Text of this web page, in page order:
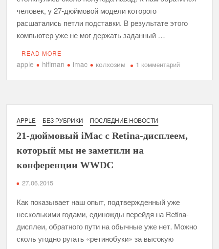
человек, у 27-дюймовой модели которого
расшатались петли подставки. В результате этого
компьютер уже не мог держать заданный …
READ MORE
apple hifiman imac колхозим 1 комментарийк
ручки»:
iMac
APPLE БЕЗ РУБРИКИ ПОСЛЕДНИЕ НОВОСТИ
21-дюймовый iMac с Retina-дисплеем,
который мы не заметили на
конференции WWDC
27.06.2015
Как показывает наш опыт, подтвержденный уже
несколькими годами, единожды перейдя на Retina-
дисплеи, обратного пути на обычные уже нет. Можно
сколь угодно ругать «ретинобуки» за высокую